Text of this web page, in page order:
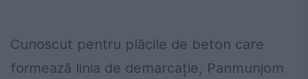
Cunoscut pentru plăcile de beton care
formează linia de demarcație, Panmunjom